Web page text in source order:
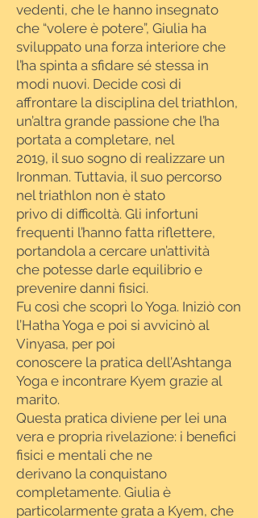
vedenti, che le hanno insegnato
che “volere è potere”, Giulia ha
sviluppato una forza interiore che
l’ha spinta a sfidare sé stessa in
modi nuovi. Decide così di
affrontare la disciplina del triathlon,
un’altra grande passione che l’ha
portata a completare, nel
2019, il suo sogno di realizzare un
Ironman. Tuttavia, il suo percorso
nel triathlon non è stato
privo di difficoltà. Gli infortuni
frequenti l’hanno fatta riflettere,
portandola a cercare un’attività
che potesse darle equilibrio e
prevenire danni fisici.
Fu così che scoprì lo Yoga. Iniziò con
l’Hatha Yoga e poi si avvicinò al
Vinyasa, per poi
conoscere la pratica dell’Ashtanga
Yoga e incontrare Kyem grazie al
marito.
Questa pratica diviene per lei una
vera e propria rivelazione: i benefici
fisici e mentali che ne
derivano la conquistano
completamente. Giulia è
particolarmente grata a Kyem, che